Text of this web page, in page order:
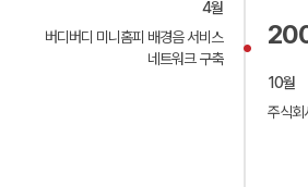
4월
버디버디 미니홈피 배경음 서비스
네트워크 구축
10월
주식회
작성과 계약에 관련한 증빙 서류 사본 제
사본 혹은 개인의 경우 주민등록증 사본
있습니다.
②고객은 이용신청 시 실명, 실제정보를
이를 위반한 고객은 서비스 해지 시 고객
있으며, 법적인 보호를 받을 수 없고 서